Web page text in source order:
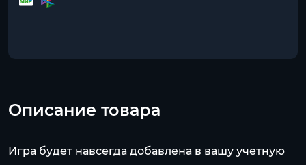
Описание товара
Игра будет навсегда добавлена в вашу учетную